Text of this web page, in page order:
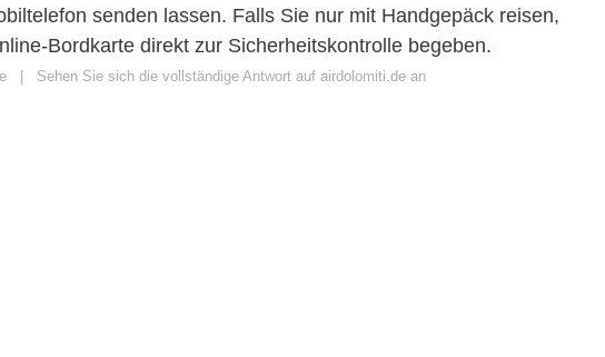
senden lassen. Falls Sie nur mit Handgepäck reisen,
Bordkarte direkt zur Sicherheitskontrolle begeben.
Sehen Sie sich die vollständige Antwort auf airdolomiti.de an